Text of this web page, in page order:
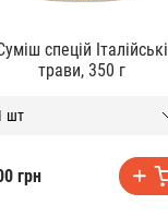
спецій Італійські
трави, 350 г
шт
грн